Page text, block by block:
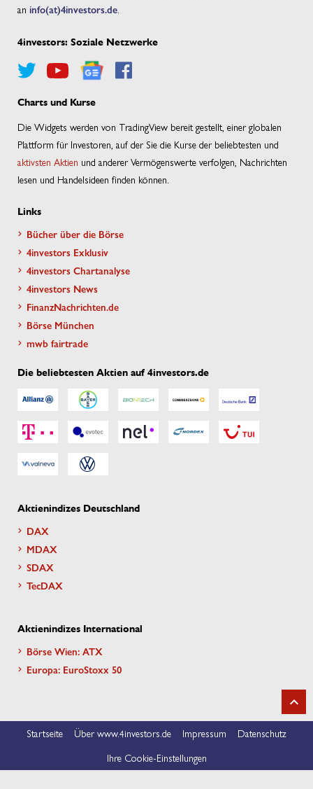
an info(at)4investors.de.
4investors: Soziale Netzwerke
Charts und Kurse
Die Widgets werden von TradingView bereit gestellt, einer globalen
Plattform für Investoren, auf der Sie die Kurse der beliebtesten und
aktivsten Aktien und anderer Vermögenswerte verfolgen, Nachrichten
lesen und Handelsideen finden können.
Links
Bücher über die Börse
4investors Exklusiv
4investors Chartanalyse
4investors News
FinanzNachrichten.de
Börse München
mwb fairtrade
Die beliebtesten Aktien auf 4investors.de
Aktienindizes Deutschland
DAX
MDAX
SDAX
TecDAX
Aktienindizes International
Börse Wien: ATX
Europa: EuroStoxx 50
Startseite Über www.4investors.de Impressum
Datenschutz
Ihre Cookie-Einstellungen